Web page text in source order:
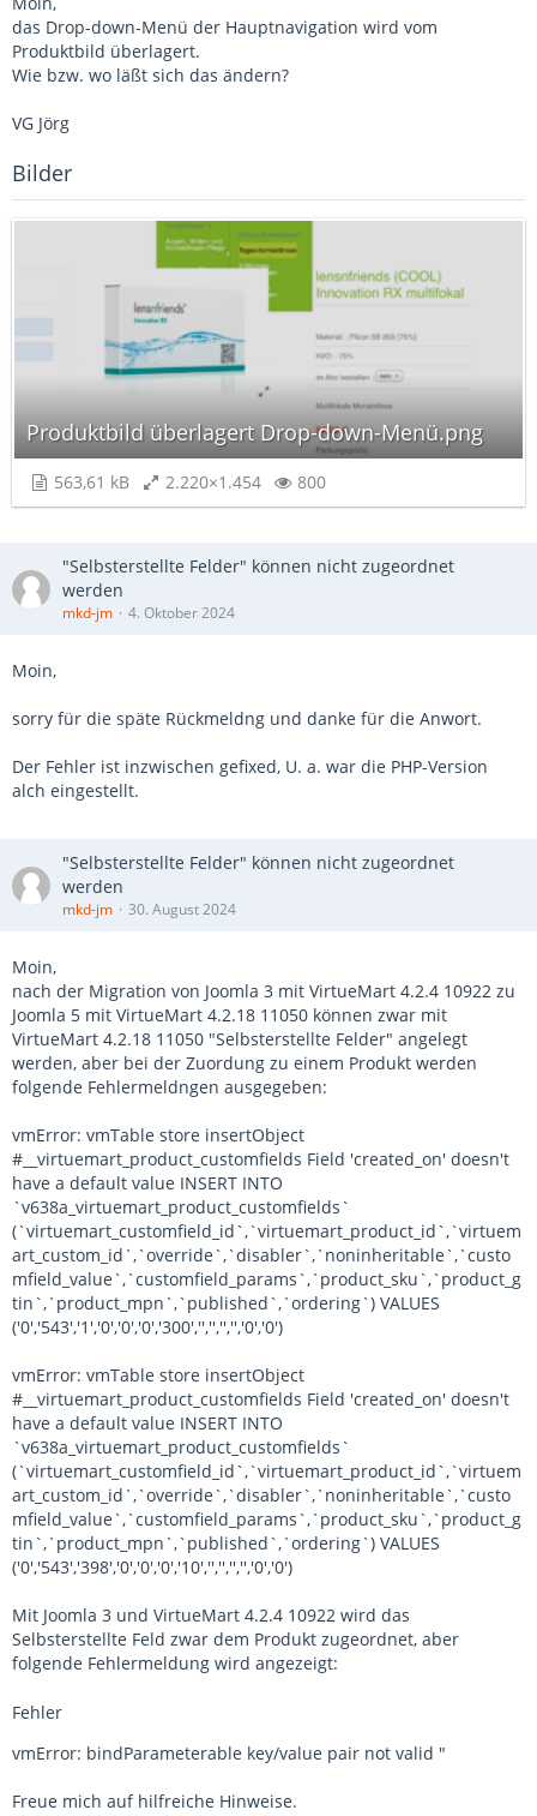
das Drop-down-Menü der Hauptnavigation wird vom
Produktbild überlagert.
Wie bzw. wo läßt sich das ändern?
VG Jörg
Bilder
Produktbild überlagert Drop-down-Menü.png
563,61 kB 2.220×1.454 800
"Selbsterstellte Felder" können nicht zugeordnet
werden
mkd-jm 4. Oktober 2024
Moin,
sorry für die späte Rückmeldng und danke für die Anwort.
Der Fehler ist inzwischen gefixed, U. a. war die PHP-Version
alch eingestellt.
"Selbsterstellte Felder" können nicht zugeordnet
werden
mkd-jm 30. August 2024
Moin,
nach der Migration von Joomla 3 mit VirtueMart 4.2.4 10922 zu
Joomla 5 mit VirtueMart 4.2.18 11050 können zwar mit
VirtueMart 4.2.18 11050 "Selbsterstellte Felder" angelegt
werden, aber bei der Zuordung zu einem Produkt werden
folgende Fehlermeldngen ausgegeben:
vmError: vmTable store insertObject
#__virtuemart_product_customfields Field 'created_on' doesn't
have a default value INSERT INTO
`v638a_virtuemart_product_customfields`
(`virtuemart_customfield_id`,`virtuemart_product_id`,`virtuem
art_custom_id`,`override`,`disabler`,`noninheritable`,`custo
mfield_value`,`customfield_params`,`product_sku`,`product_g
tin`,`product_mpn`,`published`,`ordering`) VALUES
('0','543','1','0','0','0','300','','','','','0','0')
vmError: vmTable store insertObject
#__virtuemart_product_customfields Field 'created_on' doesn't
have a default value INSERT INTO
`v638a_virtuemart_product_customfields`
(`virtuemart_customfield_id`,`virtuemart_product_id`,`virtuem
art_custom_id`,`override`,`disabler`,`noninheritable`,`custo
mfield_value`,`customfield_params`,`product_sku`,`product_g
tin`,`product_mpn`,`published`,`ordering`) VALUES
('0','543','398','0','0','0','10','','','','','0','0')
Mit Joomla 3 und VirtueMart 4.2.4 10922 wird das
Selbsterstellte Feld zwar dem Produkt zugeordnet, aber
folgende Fehlermeldung wird angezeigt:
Fehler
vmError: bindParameterable key/value pair not valid "
Freue mich auf hilfreiche Hinweise.